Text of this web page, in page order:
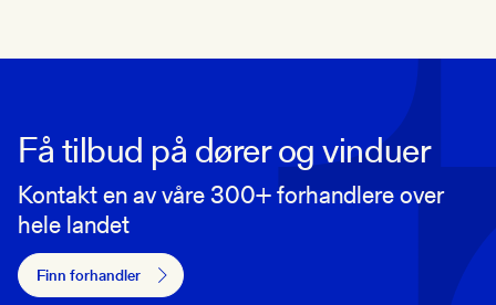
Få tilbud på dører og vinduer
Kontakt en av våre 300+ forhandlere over
hele landet
Finn forhandler